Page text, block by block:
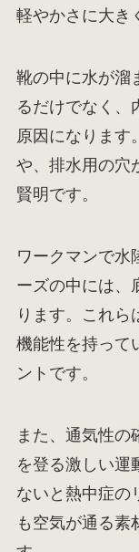
軽やかさに大き
靴の中に水が溜
るだけでなく、
原因になります
や、排水用の穴
賢明です。
ワークマンで水
ーズの中には、
ります。これら
機能性を持って
ントです。
また、通気性の
を登る激しい運
ないと熱中症の
も空気が通る素